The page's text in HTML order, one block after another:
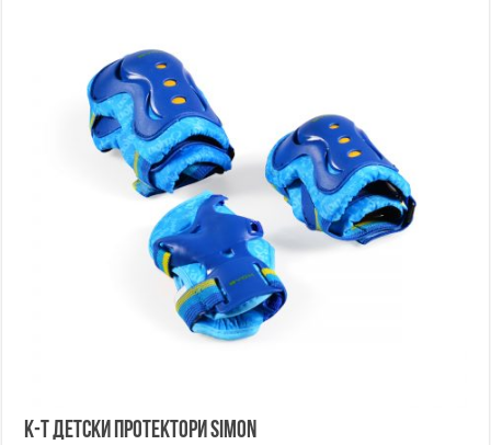
К-т детски протектори SIMON